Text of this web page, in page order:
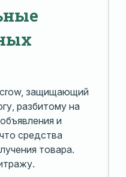
защищающий
разбитому на
и
средства
товара.